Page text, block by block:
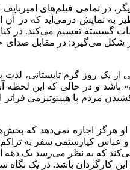
در تمامی فیلم‌های
نمایش درمی‌آید که در آن
گسسته تقسیم می‌کند. در
می‌گیرد:‌ در مقابل
گرم تابستانی، لذت
باشد و در حالی که این
مردم با هیپنوتیزمی
او هرگز اجازه نمی‌دهد
فیلم‌ساز او از این امر دارند. در هیچ یک از آثارنظیر
که به نظر می‌رسد یک دهه